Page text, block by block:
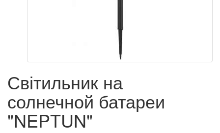
Світильник на
солнечной батареи
"NEPTUN"